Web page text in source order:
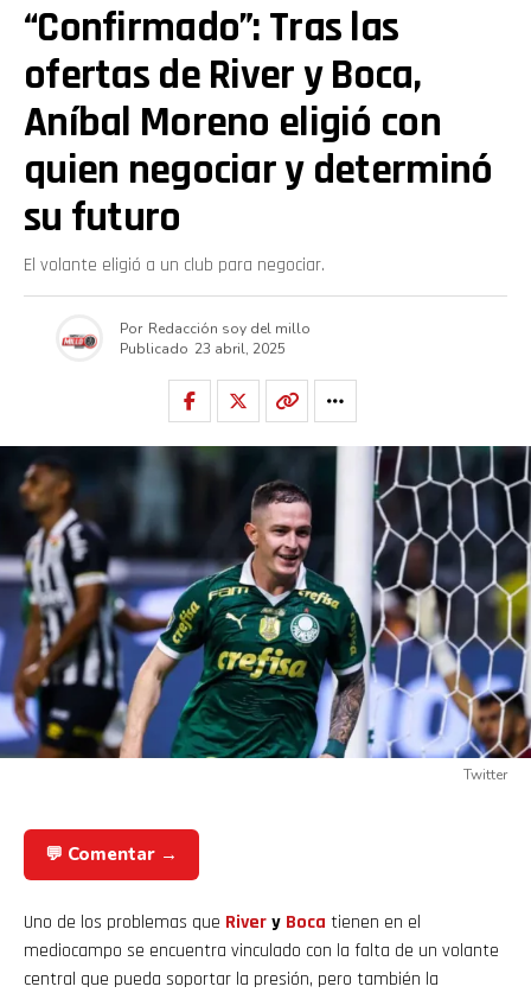
“Confirmado”: Tras las
ofertas de River y Boca,
Aníbal Moreno eligió con
quien negociar y determinó
su futuro
El volante eligió a un club para negociar.
Por Redacción soy del millo
Publicado 23 abril, 2025
Twitter
💬 Comentar →
Uno de los problemas que Rivery Boca tienen en el
mediocampo se encuentra vinculado con la falta de un volante
central que pueda soportar la presión, pero también la